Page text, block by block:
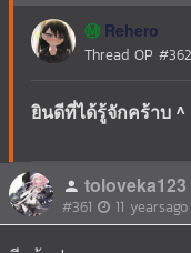
Ⓜ️ Rehero
Thread OP
ยินดีที่ได้รู้จักคร้าบ ^
toloveka123
#361 11 yearsago